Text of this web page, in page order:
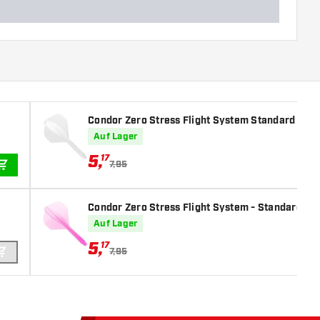
IN DEN WARENKORB
IN DEN WARENKORB
Condor Zero Stress Flight System Standard
Auf Lager
5,17
7,95
Condor Zero Stress Flight System - Standard
Auf Lager
5,17
7,95